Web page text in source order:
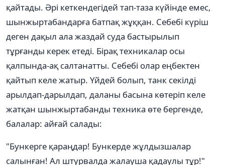
қайтады. Әрі кеткендегідей тап-таза күйінде емес,
шынжыртабандарға батпақ жұққан. Себебі күріш
деген дақыл ала жаздай суда бастырылып
тұрғанды керек етеді. Бірақ техникалар осы
қалпында-ақ салтанатты. Себебі олар еңбектен
қайтып келе жатыр. Үйдей болып, танк секілді
арылдап-дарылдап, даланы басына көтеріп келе
жатқан шынжыртабанды техника өте бергенде,
балалар: айғай салады:
"Бункерге қараңдар! Бункерде жұлдызшалар
салынған! Ал штурвалда жалауша қадаулы тұр!"